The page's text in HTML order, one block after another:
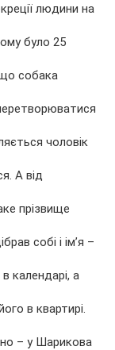
людини на
було 25
що собака
чоловік
А від
прізвище
собі і ім’я –
календарі, а
в квартирі.
– у Шарикова